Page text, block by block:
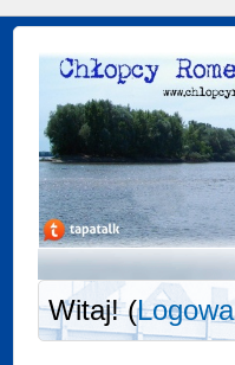
Witaj! (